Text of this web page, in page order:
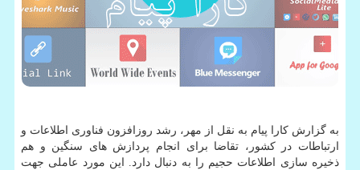
به گزارش كارا پیام به نقل از مهر، رشد روزافزون فناوری اطلاعات و
ارتباطات در كشور، تقاضا برای انجام پردازش های سنگین و هم
ذخیره سازی اطلاعات حجیم را به دنبال دارد. این مورد عاملی جهت